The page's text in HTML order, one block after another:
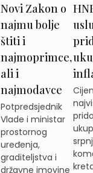
Novi Zakon o
najmu bolje
štiti i
najmoprimce,
ali i
najmodavce
Potpredsjednik
Vlade i ministar
prostornog
uređenja,
graditeljstva i
državne imovine